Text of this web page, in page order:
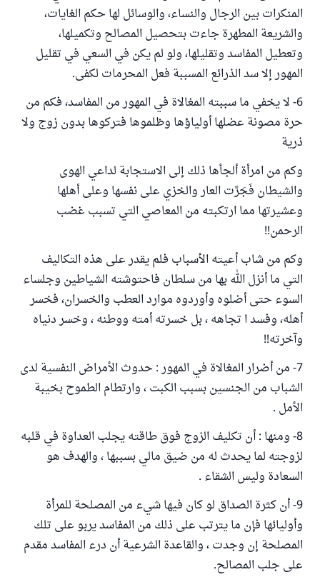
المنكرات بين الرجال والنساء، والوسائل لها حكم الغايات،
والشريعة المطهرة جاءت بتحصيل المصالح وتكميلها،
وتعطيل المفاسد وتقليلها، ولو لم يكن في السعي في تقليل
المهور إلا سد الذرائع المسببة فعل المحرمات لكفى.
6- لا يخفي ما سببته المغالاة في المهور من المفاسد، فكم من
حرة مصونة عضلها أولياؤها وظلموها فتركوها بدون زوج ولا
ذرية
وكم من امرأة ألجأها ذلك إلى الاستجابة لداعي الهوى
والشيطان فَجَرَّت العار والخزي على نفسها وعلى أهلها
وعشيرتها مما ارتكبته من المعاصي التي تسبب غضب
الرحمن!!
وكم من شاب أعيته الأسباب فلم يقدر على هذه التكاليف
التي ما أنزل الله بها من سلطان فاحتوشته الشياطين وجلساء
السوء حتى أضلوه وأوردوه موارد العطب والخسران، فخسر
أهله، وفسد ا تجاهه ، بل خسرته أمته ووطنه ، وخسر دنياه
وآخرته!!
7- من أضرار المغالاة في المهور : حدوث الأمراض النفسية لدى
الشباب من الجنسين بسبب الكبت ، وارتطام الطموح بخيبة
الأمل .
8- ومنها : أن تكليف الزوج فوق طاقته يجلب العداوة في قلبه
لزوجته لما يحدث له من ضيق مالي بسببها ، والهدف هو
السعادة وليس الشقاء .
9- أن كثرة الصداق لو كان فيها شيء من المصلحة للمرأة
وأوليائها فإن ما يترتب على ذلك من المفاسد يربو على تلك
المصلحة إن وجدت ، والقاعدة الشرعية أن درء المفاسد مقدم
على جلب المصالح.